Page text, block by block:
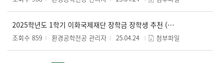
2025학년도 1학기 이화국제재단 장학금 장학생 추천 (학부,대학원)
조회수 859 환경공학전공 관리자 25.04.24 첨부파일